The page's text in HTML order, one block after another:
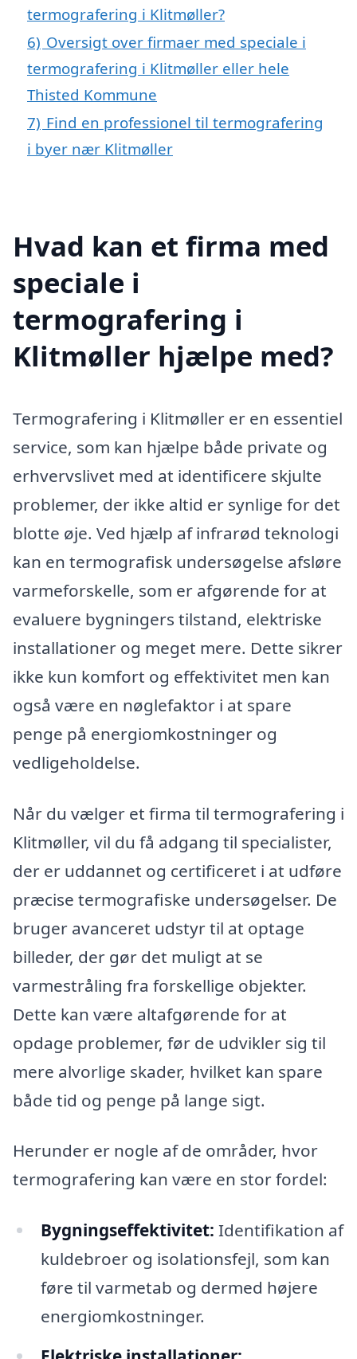
termografering i Klitmøller?
6) Oversigt over firmaer med speciale i
termografering i Klitmøller eller hele
Thisted Kommune
7) Find en professionel til termografering
i byer nær Klitmøller
Hvad kan et firma med
speciale i
termografering i
Klitmøller hjælpe med?
Termografering i Klitmøller er en essentiel
service, som kan hjælpe både private og
erhvervslivet med at identificere skjulte
problemer, der ikke altid er synlige for det
blotte øje. Ved hjælp af infrarød teknologi
kan en termografisk undersøgelse afsløre
varmeforskelle, som er afgørende for at
evaluere bygningers tilstand, elektriske
installationer og meget mere. Dette sikrer
ikke kun komfort og effektivitet men kan
også være en nøglefaktor i at spare
penge på energiomkostninger og
vedligeholdelse.
Når du vælger et firma til termografering i
Klitmøller, vil du få adgang til specialister,
der er uddannet og certificeret i at udføre
præcise termografiske undersøgelser. De
bruger avanceret udstyr til at optage
billeder, der gør det muligt at se
varmestråling fra forskellige objekter.
Dette kan være altafgørende for at
opdage problemer, før de udvikler sig til
mere alvorlige skader, hvilket kan spare
både tid og penge på lange sigt.
Herunder er nogle af de områder, hvor
termografering kan være en stor fordel:
Bygningseffektivitet: Identifikation af
kuldebroer og isolationsfejl, som kan
føre til varmetab og dermed højere
energiomkostninger.